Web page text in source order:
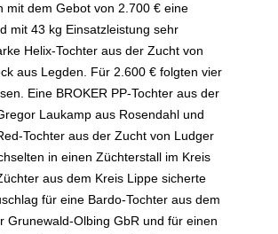
mit dem Gebot von 2.700 € eine
mit 43 kg Einsatzleistung sehr
Helix-Tochter aus der Zucht von
aus Legden. Für 2.600 € folgten vier
Eine BROKER PP-Tochter aus der
Laukamp aus Rosendahl und
Tochter aus der Zucht von Ludger
in einen Züchterstall im Kreis
aus dem Kreis Lippe sicherte
für eine Bardo-Tochter aus dem
Grunewald-Olbing GbR und für einen